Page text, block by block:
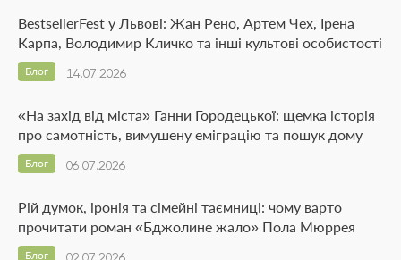
BestsellerFest у Львові: Жан Рено, Артем Чех, Ірена
Карпа, Володимир Кличко та інші культові особистості
14.07.2026
Блог
«На захід від міста» Ганни Городецької: щемка історія
про самотність, вимушену еміграцію та пошук дому
06.07.2026
Блог
Рій думок, іронія та сімейні таємниці: чому варто
прочитати роман «Бджолине жало» Пола Мюррея
Блог